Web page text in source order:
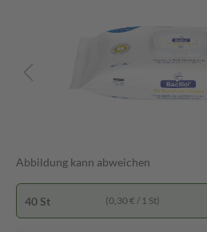
Abbildung kann abweichen
40 St (0,30 € / 1 St)